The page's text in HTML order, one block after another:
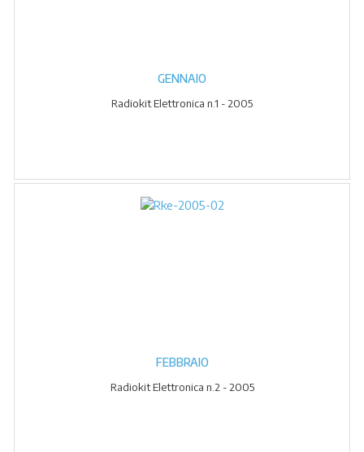
GENNAIO
Radiokit Elettronica n.1 - 2005
FEBBRAIO
Radiokit Elettronica n.2 - 2005